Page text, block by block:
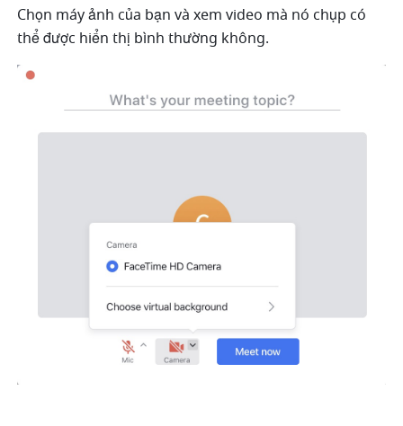
Chọn máy ảnh của bạn và xem video mà nó chụp có
thể được hiển thị bình thường không.